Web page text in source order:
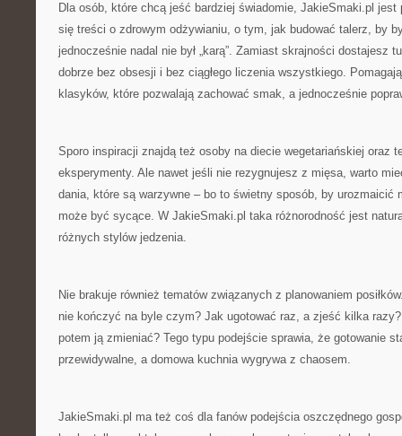
Dla osób, które chcą jeść bardziej świadomie, JakieSmaki.pl
się treści o zdrowym odżywianiu, o tym, jak budować talerz, by
jednocześnie nadal nie był „karą”. Zamiast skrajności dostajesz
dobrze bez obsesji i bez ciągłego liczenia wszystkiego.
klasyków, które pozwalają zachować smak, a jednocześnie
Sporo inspiracji znajdą też osoby na diecie wegetariańskiej oraz
eksperymenty. Ale nawet jeśli nie rezygnujesz z mięsa, warto
dania, które są warzywne – bo to świetny sposób, by urozmaicić
może być sycące. W JakieSmaki.pl taka różnorodność jest
różnych stylów jedzenia.
Nie brakuje również tematów związanych z planowaniem
nie kończyć na byle czym? Jak ugotować raz, a zjeść kilka
potem ją zmieniać? Tego typu podejście sprawia, że gotowanie
przewidywalne, a domowa kuchnia wygrywa z chaosem.
JakieSmaki.pl ma też coś dla fanów podejścia oszczędnego